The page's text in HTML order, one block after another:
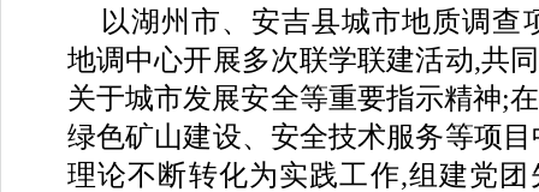
以湖州市、安吉县城市地质调查
地调中心开展多次联学联建活动,共
关于城市发展安全等重要指示精神;
绿色矿山建设、安全技术服务等项
理论不断转化为实践工作,组建党